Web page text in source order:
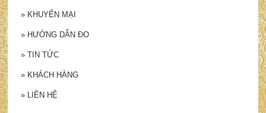
» KHUYẾN MẠI
» HƯỚNG DẪN ĐO
» TIN TỨC
» KHÁCH HÀNG
» LIÊN HỆ